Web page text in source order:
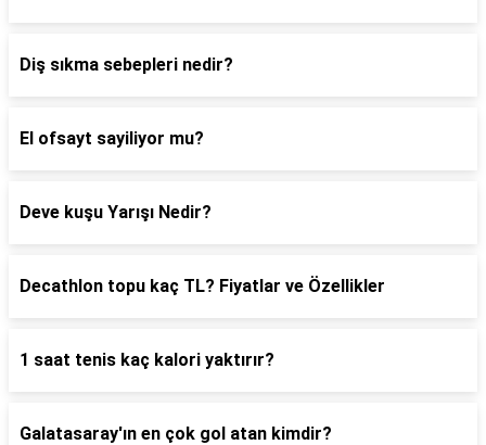
Diş sıkma sebepleri nedir?
El ofsayt sayiliyor mu?
Deve kuşu Yarışı Nedir?
Decathlon topu kaç TL? Fiyatlar ve Özellikler
1 saat tenis kaç kalori yaktırır?
Galatasaray'ın en çok gol atan kimdir?